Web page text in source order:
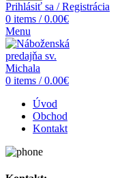
Prihlásiť sa / Registrácia
0 items / 0.00€
Menu
0 items / 0.00€
Úvod
Obchod
Kontakt